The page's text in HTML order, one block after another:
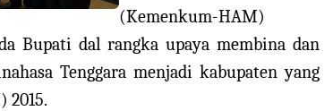
(Kemenkum-HAM)
Bupati dal rangka upaya membina dan
Tenggara menjadi kabupaten yang
2015.